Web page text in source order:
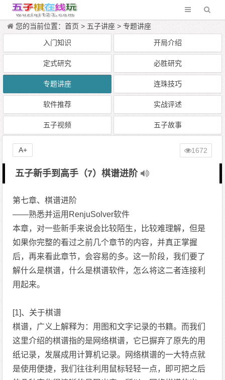
您的当前位置：首页 > 五子讲座 >专题讲座
入门知识 开局介绍
定式研究 必胜研究
专题讲座 连珠技巧
软件推荐 实战评述
五子视频 五子故事
五子新手到高手（7）棋谱进阶
第七章、棋谱进阶
——熟悉并运用RenjuSolver软件
本章，对一些新手来说会比较陌生，比较难理解，但是
如果你完整的看过之前几个章节的内容，并真正掌握
后，再来看此章节，会容易的多。这一阶段，我们要了
解什么是棋谱，什么是棋谱软件，怎么将这二者连接利
用起来。
[1]、关于棋谱
棋谱，广义上解释为：用图和文字记录的书籍。而我们
这里介绍的棋谱指的是网络棋谱，它已摒弃了原先的用
纸记录，发展成用计算机记录。网络棋谱的一大特点就
是使用便捷，我们往往利用鼠标轻轻一点，即可把之后
1672
A+